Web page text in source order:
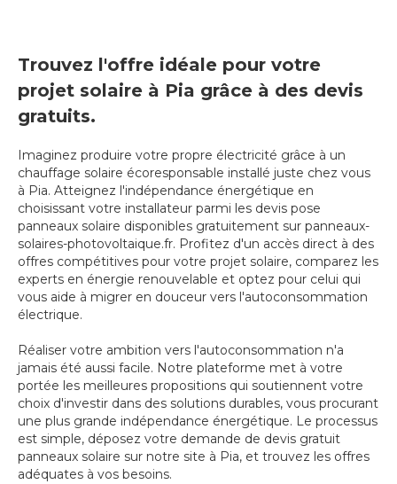
Trouvez l'offre idéale pour votre
projet solaire à Pia grâce à des devis
gratuits.
Imaginez produire votre propre électricité grâce à un
chauffage solaire écoresponsable installé juste chez vous
à Pia. Atteignez l'indépendance énergétique en
choisissant votre installateur parmi les devis pose
panneaux solaire disponibles gratuitement sur panneaux-
solaires-photovoltaique.fr. Profitez d'un accès direct à des
offres compétitives pour votre projet solaire, comparez les
experts en énergie renouvelable et optez pour celui qui
vous aide à migrer en douceur vers l'autoconsommation
électrique.
Réaliser votre ambition vers l'autoconsommation n'a
jamais été aussi facile. Notre plateforme met à votre
portée les meilleures propositions qui soutiennent votre
choix d'investir dans des solutions durables, vous procurant
une plus grande indépendance énergétique. Le processus
est simple, déposez votre demande de devis gratuit
panneaux solaire sur notre site à Pia, et trouvez les offres
adéquates à vos besoins.